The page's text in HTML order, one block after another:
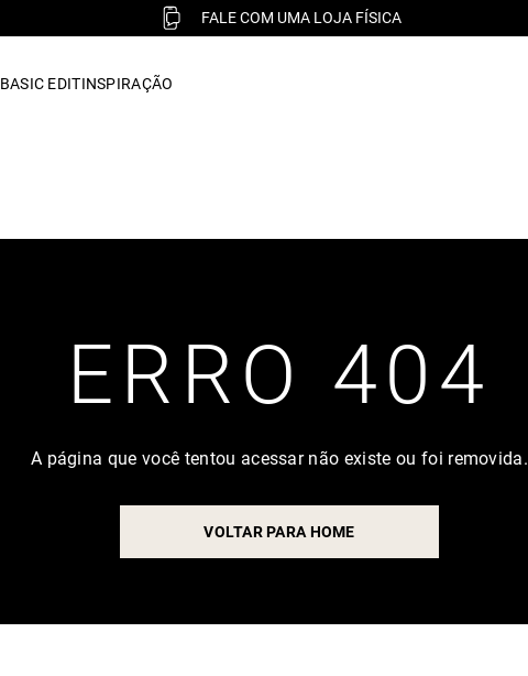
FALE COM UMA LOJA FÍSICA
BASIC EDITINSPIRAÇÃO
ERRO 404
A página que você tentou acessar não existe ou foi removida.
VOLTAR PARA HOME